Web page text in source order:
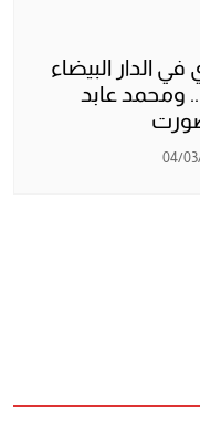
الدار البيضاء
ومحمد عابد
04/